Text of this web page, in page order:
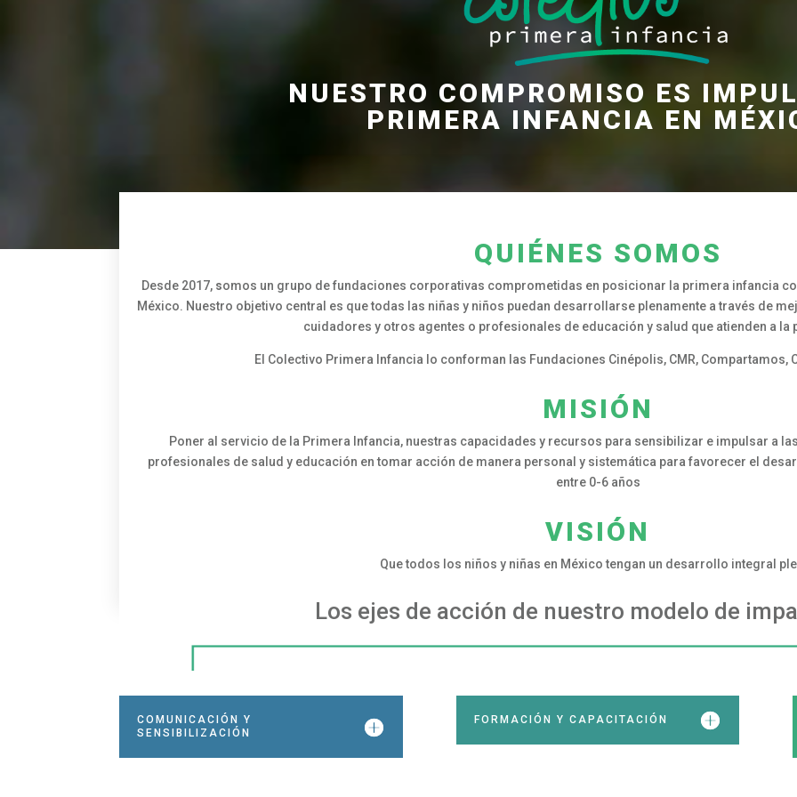
NUESTRO COMPROMISO ES
PRIMERA INFANCIA EN
QUIÉNES SOMOS
Desde 2017, somos un grupo de fundaciones corporativas comprometidas en posicionar la primera infancia
México. Nuestro objetivo central es que todas las niñas y niños puedan desarrollarse plenamente a través de
cuidadores y otros agentes o profesionales de educación y salud que atienden a la
El Colectivo Primera Infancia lo conforman las Fundaciones Cinépolis, CMR, Compartamos,
MISIÓN
Poner al servicio de la Primera Infancia, nuestras capacidades y recursos para sensibilizar e impulsar a
profesionales de salud y educación en tomar acción de manera personal y sistemática para favorecer el
entre 0-6 años
VISIÓN
Que todos los niños y niñas en México tengan un desarrollo integral
Los ejes de acción de nuestro modelo de
COMUNICACIÓN Y
SENSIBILIZACIÓN
FORMACIÓN Y CAPACITACIÓN